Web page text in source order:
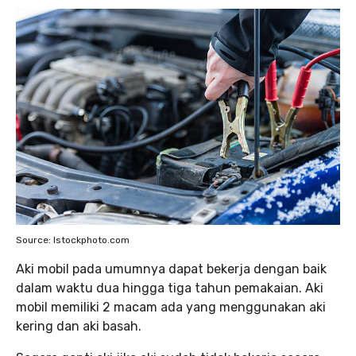
Source: Istockphoto.com
Aki mobil pada umumnya dapat bekerja dengan baik
dalam waktu dua hingga tiga tahun pemakaian. Aki
mobil memiliki 2 macam ada yang menggunakan aki
kering dan aki basah.